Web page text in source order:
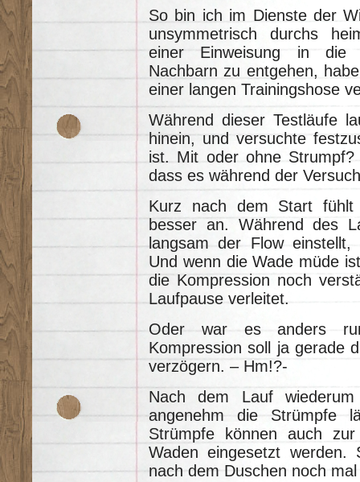
So bin ich im Dienste der
unsymmetrisch durchs
einer Einweisung in die
Nachbarn zu entgehen,
einer langen Trainingshose
Während dieser Testläufe
hinein, und versuchte
ist. Mit oder ohne
dass es während der
Kurz nach dem Start
besser an. Während des
langsam der Flow
Und wenn die Wade müde
die Kompression noch
Laufpause verleitet.
Oder war es anders
Kompression soll ja gerade
verzögern. – Hm!?-
Nach dem Lauf
angenehm die Strümpfe
Strümpfe können auch
Waden eingesetzt
nach dem Duschen noch